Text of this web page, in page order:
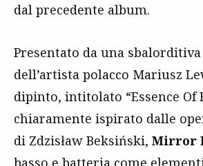
dal precedente album.
Presentato da una
dell’artista polacco Mariusz
dipinto, intitolato “Essence Of
chiaramente ispirato dalle
di Zdzisław Beksiński, Mirror
basso e batteria come